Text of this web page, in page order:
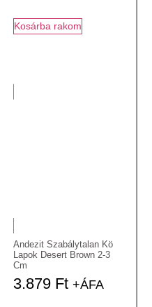
Kosárba rakom
Andezit Szabálytalan Kö
Lapok Desert Brown 2-3
Cm
3.879 Ft +ÁFA